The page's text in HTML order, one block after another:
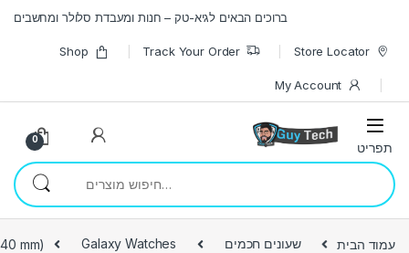
ברוכים הבאים לגיא-טק – חנות ומעבדת סלולר ומחשבים
Store Locator
Track Your Order
Shop
My Account
0
חיפוש עבור:
עמוד הבית שעונים חכמים Galaxy Watches
mm)